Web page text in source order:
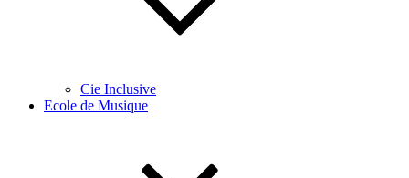
Cie Inclusive
Ecole de Musique